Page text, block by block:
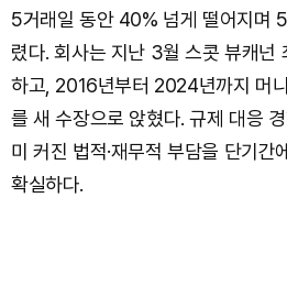
5거래일 동안 40% 넘게 떨어지며
렸다. 회사는 지난 3월 스콧 뷰캐넌
하고, 2016년부터 2024년까지 머
를 새 수장으로 앉혔다. 규제 대응
미 커진 법적·재무적 부담을 단기간
확실하다.